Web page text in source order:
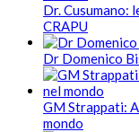
Dr. Cusumano:
CRAPU
Dr Domenico
GM Strappati:
mondo